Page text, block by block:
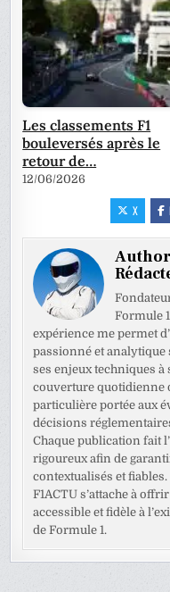
Les classements F1
bouleversés après le
retour de…
12/06/2026
X
Formule
expérience me permet
passionné et analytique
ses enjeux techniques à
couverture quotidienne
particulière portée aux
décisions
Chaque publication fait
rigoureux afin de
contextualisés et
F1ACTU s’attache à
accessible et fidèle à
de Formule 1.